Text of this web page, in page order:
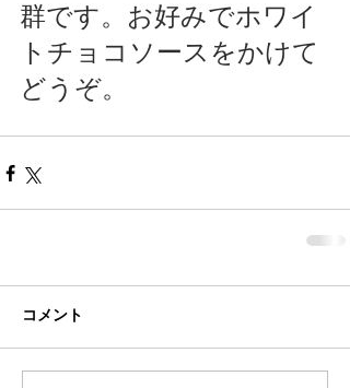
群です。お好みでホワイ
トチョコソースをかけて
どうぞ。
コメント